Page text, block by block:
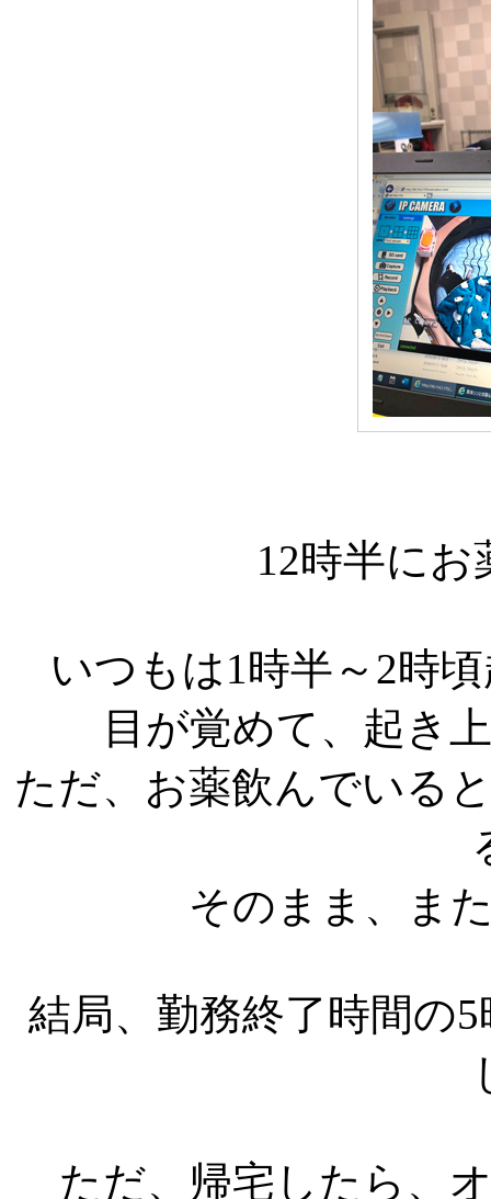
12時半に
いつもは1時半～2時
目が覚めて、起き
ただ、お薬飲んでいる
そのまま、ま
結局、勤務終了時間の
ただ、帰宅したら、